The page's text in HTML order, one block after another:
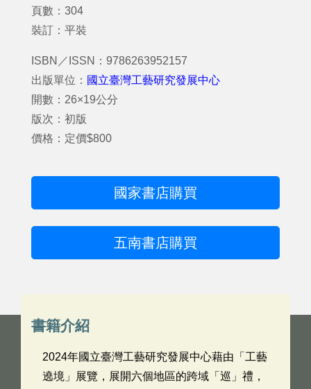
頁數：304
裝訂：平裝
ISBN／ISSN：9786263952157
出版單位： 國立臺灣工藝研究發展中心
開數：26×19公分
版次：初版
價格：定價$800
國家書店購買
五南書店購買
書籍介紹
2024年國立臺灣工藝研究發展中心藉由「工藝
遶境」展覽，展開六個地區的跨域「巡」禮，